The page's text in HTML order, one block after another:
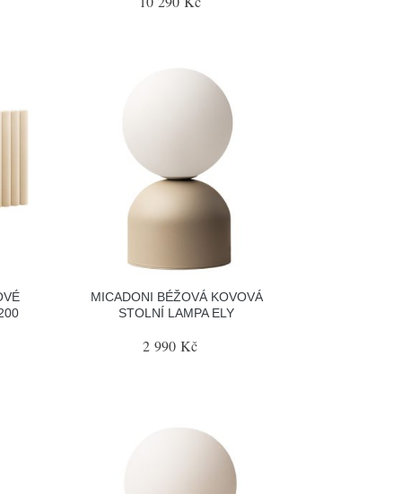
MICADONI BÉŽOVÁ KOVOVÁ
STOLNÍ LAMPA ELY
2 990 Kč